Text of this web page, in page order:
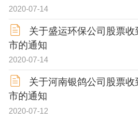
2020-07-14
关于盛运环保公司股票
市的通知
2020-07-14
关于河南银鸽公司股票
市的通知
2020-07-12